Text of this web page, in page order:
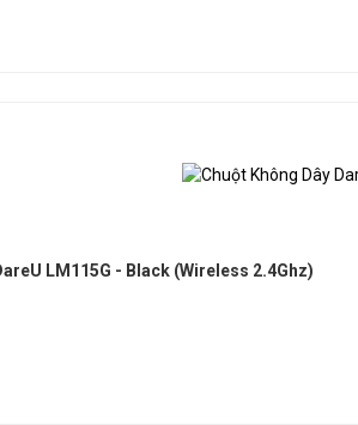
LM115G - Black (Wireless 2.4Ghz)